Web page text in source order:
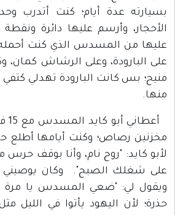
بسيارته عدة أيام؛ كنت أتدرب
الأحجار، وأرسم عليها دائرة
عليها من المسدس الذي كنت
على البارودة، وعلى الرشاش
منيح؛ بس كانت البارودة تهدلي
منها.
مخزنين رصاص؛ وكنت أيامها أطلع
لأبو كايد: "روح نام، وأنا بوقف
على شغلك الصبح". وكان يوصيني
ويقول لي: "ضعي المسدس يا مرة
حذرة؛ لأن اليهود يأتوا في الليل